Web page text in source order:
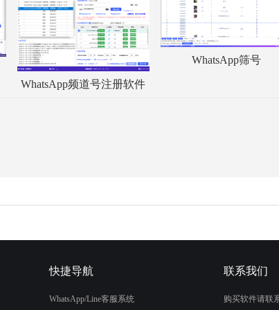
WhatsApp频道号注册软件
WhatsApp筛号
快捷导航
WhatsApp/Line客服系统
联系我们
购买软件请联